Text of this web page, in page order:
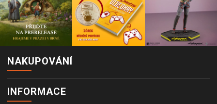
NAKUPOVÁNÍ
INFORMACE